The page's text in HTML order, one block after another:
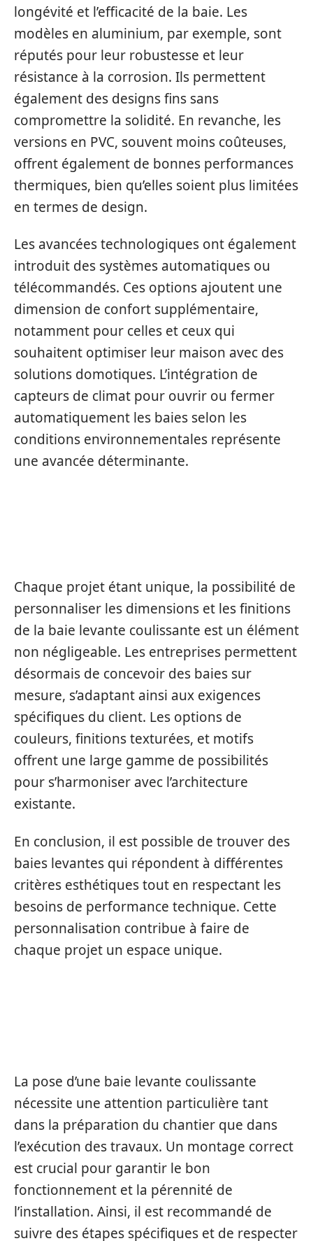
longévité et l’efficacité de la baie. Les
modèles en aluminium, par exemple, sont
réputés pour leur robustesse et leur
résistance à la corrosion. Ils permettent
également des designs fins sans
compromettre la solidité. En revanche, les
versions en PVC, souvent moins coûteuses,
offrent également de bonnes performances
thermiques, bien qu’elles soient plus limitées
en termes de design.
Les avancées technologiques ont également
introduit des systèmes automatiques ou
télécommandés. Ces options ajoutent une
dimension de confort supplémentaire,
notamment pour celles et ceux qui
souhaitent optimiser leur maison avec des
solutions domotiques. L’intégration de
capteurs de climat pour ouvrir ou fermer
automatiquement les baies selon les
conditions environnementales représente
une avancée déterminante.
Chaque projet étant unique, la possibilité de
personnaliser les dimensions et les finitions
de la baie levante coulissante est un élément
non négligeable. Les entreprises permettent
désormais de concevoir des baies sur
mesure, s’adaptant ainsi aux exigences
spécifiques du client. Les options de
couleurs, finitions texturées, et motifs
offrent une large gamme de possibilités
pour s’harmoniser avec l’architecture
existante.
En conclusion, il est possible de trouver des
baies levantes qui répondent à différentes
critères esthétiques tout en respectant les
besoins de performance technique. Cette
personnalisation contribue à faire de
chaque projet un espace unique.
La pose d’une baie levante coulissante
nécessite une attention particulière tant
dans la préparation du chantier que dans
l’exécution des travaux. Un montage correct
est crucial pour garantir le bon
fonctionnement et la pérennité de
l’installation. Ainsi, il est recommandé de
suivre des étapes spécifiques et de respecter